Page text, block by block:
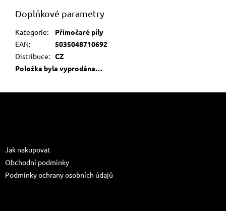
Doplňkové parametry
Kategorie:
Přímočaré pily
EAN:
5035048710692
Distribuce: CZ
Položka byla vyprodána…
Jak nakupovat
Obchodní podmínky
Podmínky ochrany osobních údajů